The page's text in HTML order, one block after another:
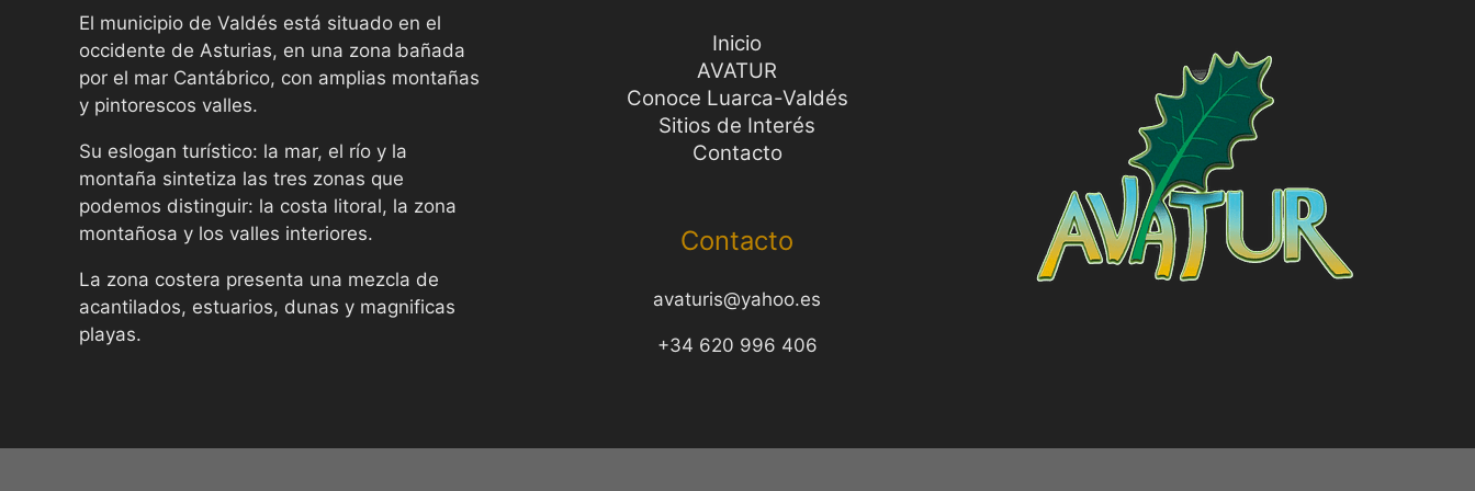
El municipio de Valdés está situado en el
occidente de Asturias, en una zona bañada
por el mar Cantábrico, con amplias montañas
y pintorescos valles.
Su eslogan turístico: la mar, el río y la
montaña sintetiza las tres zonas que
podemos distinguir: la costa litoral, la zona
montañosa y los valles interiores.
La zona costera presenta una mezcla de
acantilados, estuarios, dunas y magnificas
playas.
Inicio
AVATUR
Conoce Luarca-Valdés
Sitios de Interés
Contacto
Contacto
avaturis@yahoo.es
+34 620 996 406